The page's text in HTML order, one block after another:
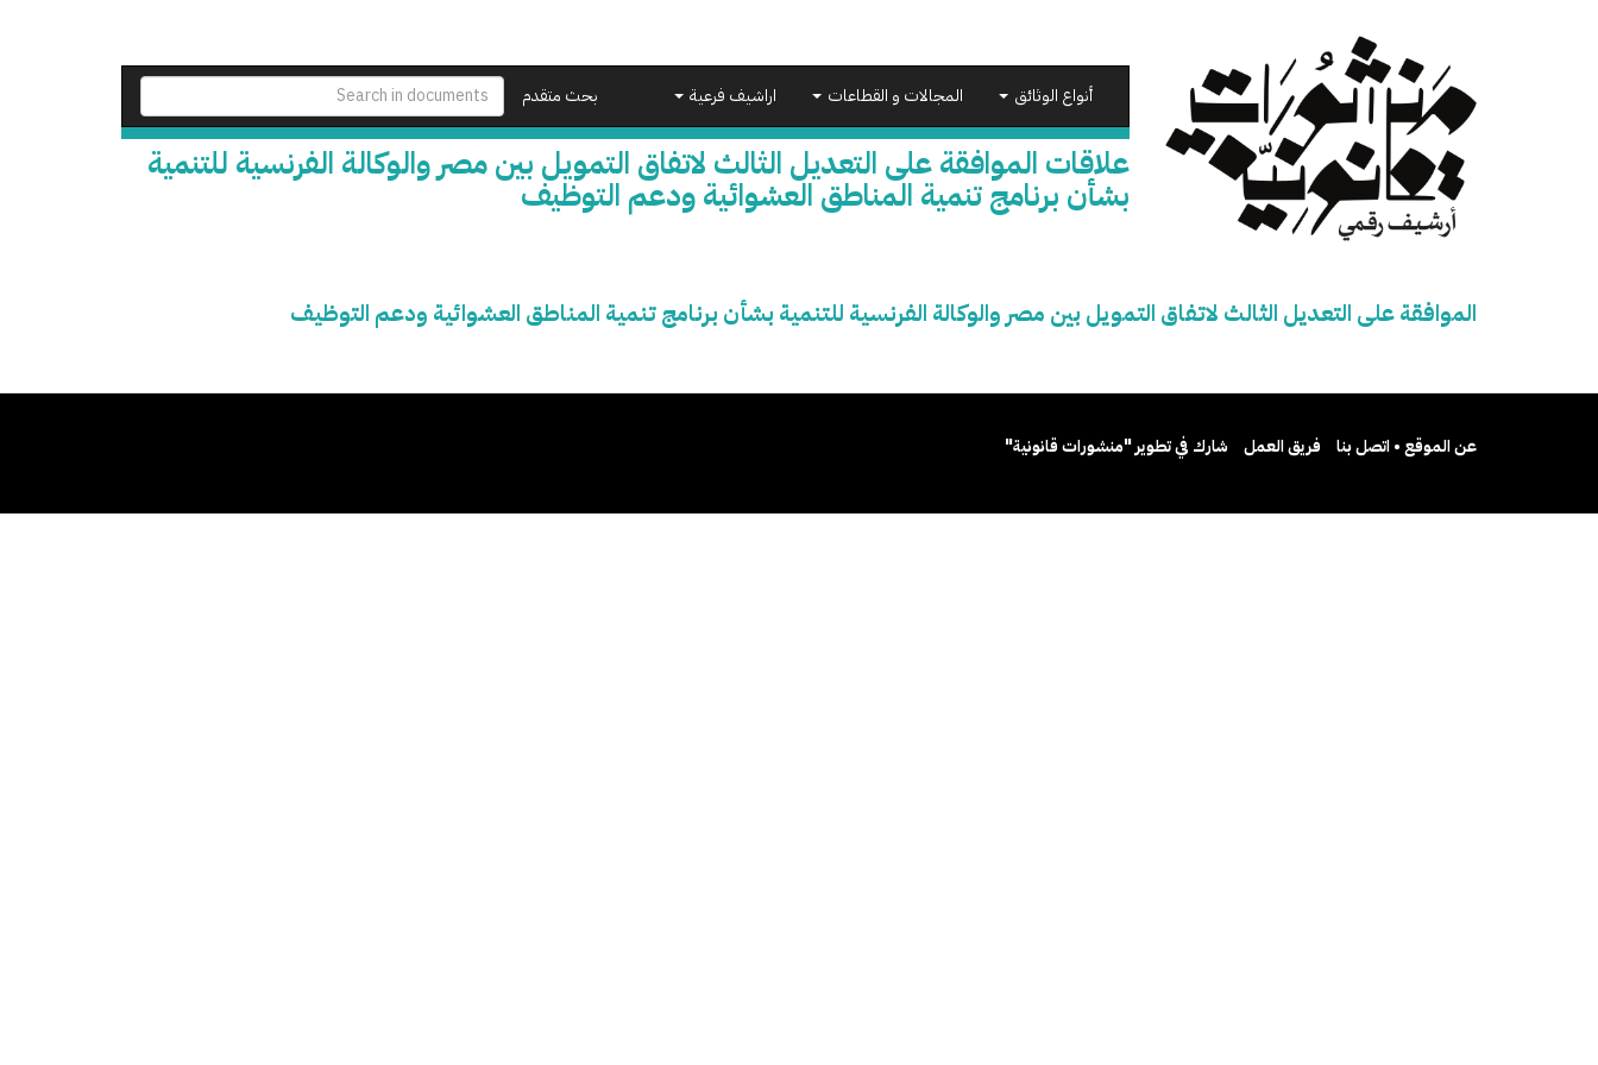
بحث متقدم أنواع الوثائق المجالات و القطاعات اراشيف فرعية
علاقات الموافقة على التعديل الثالث لاتفاق التمويل بين مصر والوكالة الفرنسية للتنمية
بشأن برنامج تنمية المناطق العشوائية ودعم التوظيف
الموافقة على التعديل الثالث لاتفاق التمويل بين مصر والوكالة الفرنسية للتنمية بشأن برنامج تنمية المناطق العشوائية ودعم التوظيف
عن الموقع • اتصل بنا فريق العمل شارك في تطوير "منشورات قانونية"